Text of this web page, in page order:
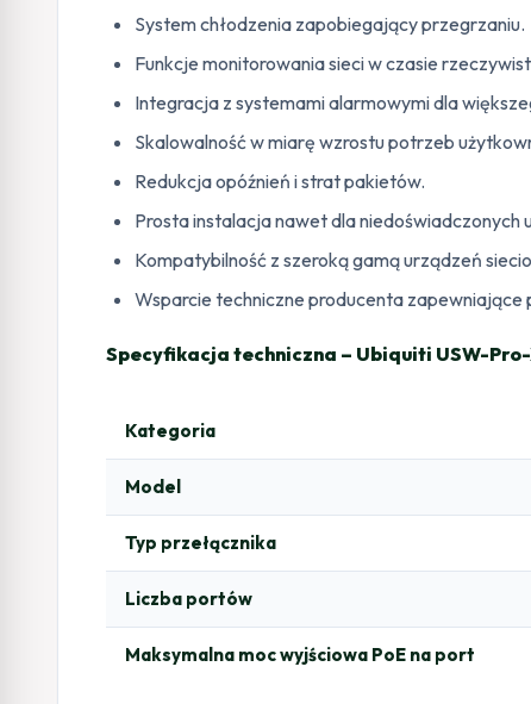
System chłodzenia zapobiegający przegrzaniu.
Funkcje monitorowania sieci w czasie
Integracja z systemami alarmowymi dla
Skalowalność w miarę wzrostu potrzeb
Redukcja opóźnień i strat pakietów.
Prosta instalacja nawet dla niedoświadczonych
Kompatybilność z szeroką gamą urządzeń
Wsparcie techniczne producenta zapewniające
Specyfikacja techniczna – Ubiquiti USW-
Kategoria
Model
Typ przełącznika
Liczba portów
Maksymalna moc wyjściowa PoE na port